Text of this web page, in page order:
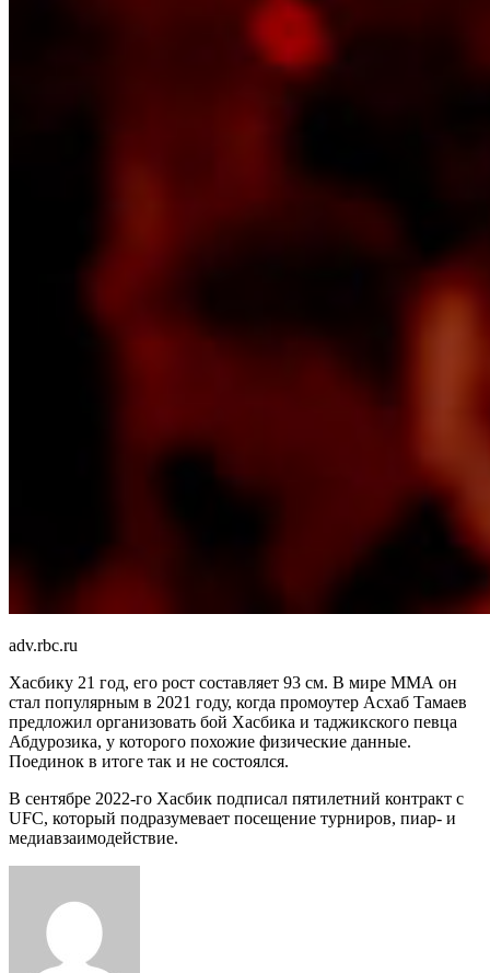
adv.rbc.ru
Хасбику 21 год, его рост составляет 93 см. В мире ММА он
стал популярным в 2021 году, когда промоутер Асхаб Тамаев
предложил организовать бой Хасбика и таджикского певца
Абдурозика, у которого похожие физические данные.
Поединок в итоге так и не состоялся.
В сентябре 2022-го Хасбик подписал пятилетний контракт с
UFC, который подразумевает посещение турниров, пиар- и
медиавзаимодействие.